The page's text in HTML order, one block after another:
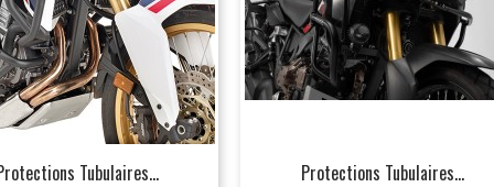
Tubulaires...
Protections Tubulaires...